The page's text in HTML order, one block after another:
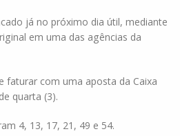
já no próximo dia útil, mediante
em uma das agências da
faturar com uma aposta da Caixa
quarta (3).
4, 13, 17, 21, 49 e 54.